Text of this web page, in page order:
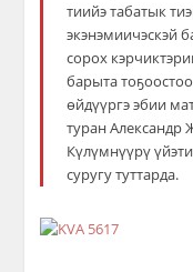
тиийэ табатык
экэнэмиичэскэй
сорох
барыта
өйдүүргэ эбии
туран Александр
Күлүмнүүрү
суругу туттарда.